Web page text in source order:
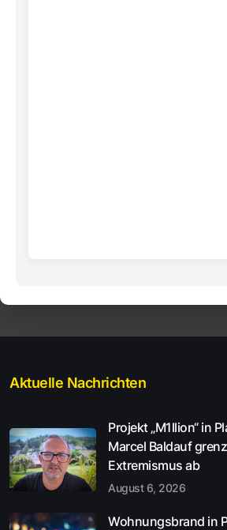
Aktuelle Nachrichten
Projekt „M1llion“ in
Marcel Baldauf
Extremismus ab
August 6, 2026
Wohnungsbrand in